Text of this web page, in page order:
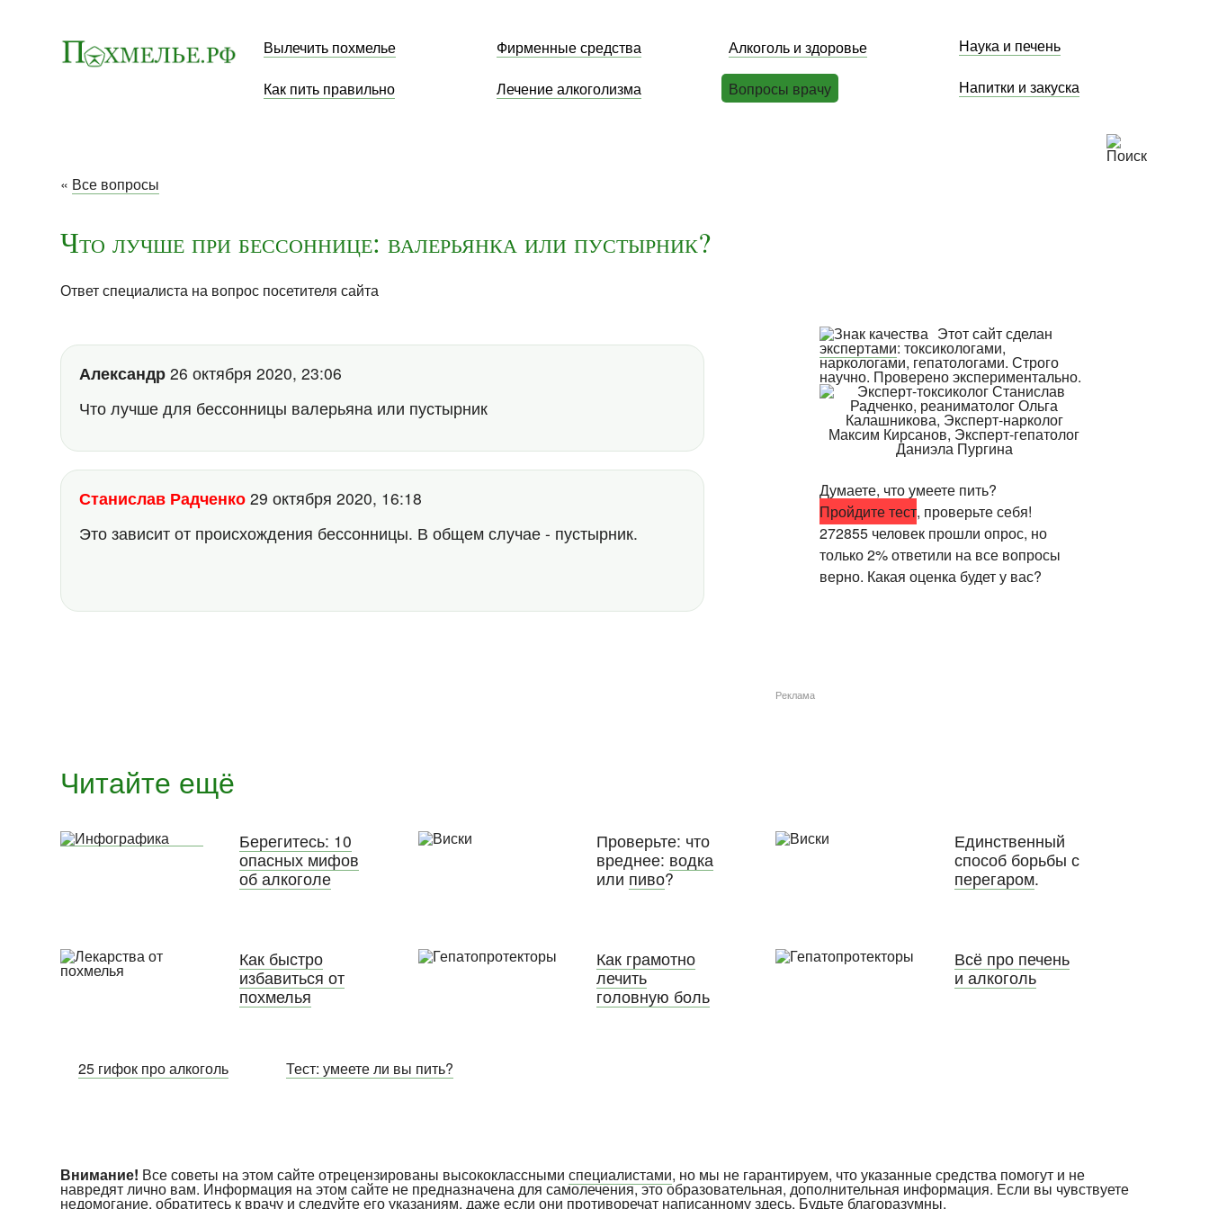
Вылечить похмелье Фирменные средства Алкоголь и здоровье Наука и печень
Как пить правильно Лечение алкоголизма Вопросы врачу Напитки и закуска
« Все вопросы
Что лучше при бессоннице: валерьянка или пустырник?
Ответ специалиста на вопрос посетителя сайта
Александр 26 октября 2020, 23:06
Что лучше для бессонницы валерьяна или пустырник
Станислав Радченко 29 октября 2020, 16:18
Это зависит от происхождения бессонницы. В общем случае - пустырник.
Этот сайт сделан
экспертами: токсикологами,
наркологами, гепатологами. Строго
научно. Проверено экспериментально.
Думаете, что умеете пить?
Пройдите тест, проверьте себя!
272855 человек прошли опрос, но
только 2% ответили на все вопросы
верно. Какая оценка будет у вас?
Реклама
Читайте ещё
Берегитесь: 10
опасных мифов
об алкоголе
Проверьте: что
вреднее: водка
или пиво?
Единственный
способ борьбы с
перегаром.
Как быстро
избавиться от
похмелья
Как грамотно
лечить
головную боль
Всё про печень
и алкоголь
25 гифок про алкоголь Тест: умеете ли вы пить?
Внимание! Все советы на этом сайте отрецензированы высококласснымиспециалистами, но мы не гарантируем, что указанные средства помогут и не
навредят лично вам. Информация на этом сайте не предназначена для самолечения, это образовательная, дополнительная информация. Если вы чувствуете
недомогание, обратитесь к врачу и следуйте его указаниям, даже если они противоречат написанному здесь. Будьте благоразумны.